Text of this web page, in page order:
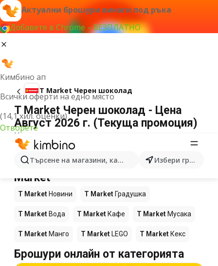
Актуални брошури винаги под ръка
Добавете в Chrome – БЕЗПЛАТНО
Кимбино ап
Всички оферти на едно място
(14,1 хил. оценки)
Отворете
Търсене на магазини, категории, продукти...Избери град
T Market Черен шоколад
T Market Черен шоколад - Цена
Август 2026 г. (Текуща промоция)
Не можахме да намерим резултати за този
термин.
Още продукти в магазините T
Market
T Market Новини T Market Градушка
T Market Вода T Market Кафе T Market Мусака
T Market Манго T Market LEGO T Market Кекс
Брошури онлайн от категорията